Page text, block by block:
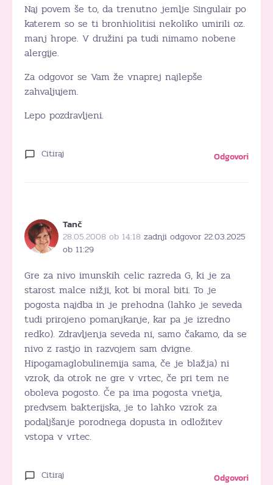
Naj povem še to, da trenutno jemlje Singulair po
katerem so se ti bronhiolitisi nekoliko umirili oz.
manj hrope. V družini pa tudi nimamo nobene
alergije.
Za odgovor se Vam že vnaprej najlepše
zahvaljujem.
Lepo pozdravljeni.
Citiraj Odgovori
Tanč
28.05.2008 ob 14:18 zadnji odgovor 22.03.2025
ob 11:29
Gre za nivo imunskih celic razreda G, ki je za
starost malce nižji, kot bi moral biti. To je
pogosta najdba in je prehodna (lahko je seveda
tudi prirojeno pomanjkanje, kar pa je izredno
redko). Zdravljenja seveda ni, samo čakamo, da se
nivo z rastjo in razvojem sam dvigne.
Hipogamaglobulinemija sama, če je blažja) ni
vzrok, da otrok ne gre v vrtec, če pri tem ne
oboleva pogosto. Če pa ima pogosta vnetja,
predvsem bakterijska, je to lahko vzrok za
podaljšanje porodnega dopusta in odložitev
vstopa v vrtec.
Citiraj Odgovori